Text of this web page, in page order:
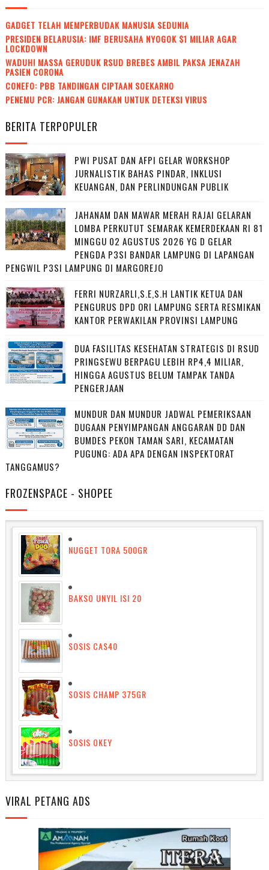
GADGET TELAH MEMPERBUDAK MANUSIA SEDUNIA
PRESIDEN BELARUSIA: IMF BERUSAHA NYOGOK $1 MILIAR AGAR
LOCKDOWN
WADUH! MASSA GERUDUK RSUD BREBES AMBIL PAKSA JENAZAH
PASIEN CORONA
CONEFO: PBB TANDINGAN CIPTAAN SOEKARNO
PENEMU PCR: JANGAN GUNAKAN UNTUK DETEKSI VIRUS
BERITA TERPOPULER
PWI PUSAT DAN AFPI GELAR WORKSHOP
JURNALISTIK BAHAS PINDAR, INKLUSI
KEUANGAN, DAN PERLINDUNGAN PUBLIK
JAHANAM DAN MAWAR MERAH RAJAI GELARAN
LOMBA PERKUTUT SEMARAK KEMERDEKAAN RI 81
MINGGU 02 AGUSTUS 2026 YG D GELAR
PENGDA P3SI BANDAR LAMPUNG DI LAPANGAN
PENGWIL P3SI LAMPUNG DI MARGOREJO
FERRI NURZARLI,S.E,S.H LANTIK KETUA DAN
PENGURUS DPD ORI LAMPUNG SERTA RESMIKAN
KANTOR PERWAKILAN PROVINSI LAMPUNG
DUA FASILITAS KESEHATAN STRATEGIS DI RSUD
PRINGSEWU BERPAGU LEBIH RP4,4 MILIAR,
HINGGA AGUSTUS BELUM TAMPAK TANDA
PENGERJAAN
MUNDUR DAN MUNDUR JADWAL PEMERIKSAAN
DUGAAN PENYIMPANGAN ANGGARAN DD DAN
BUMDES PEKON TAMAN SARI, KECAMATAN
PUGUNG: ADA APA DENGAN INSPEKTORAT
TANGGAMUS?
FROZENSPACE - SHOPEE
NUGGET TORA 500GR
BAKSO UNYIL ISI 20
SOSIS CAS40
SOSIS CHAMP 375GR
SOSIS OKEY
VIRAL PETANG ADS